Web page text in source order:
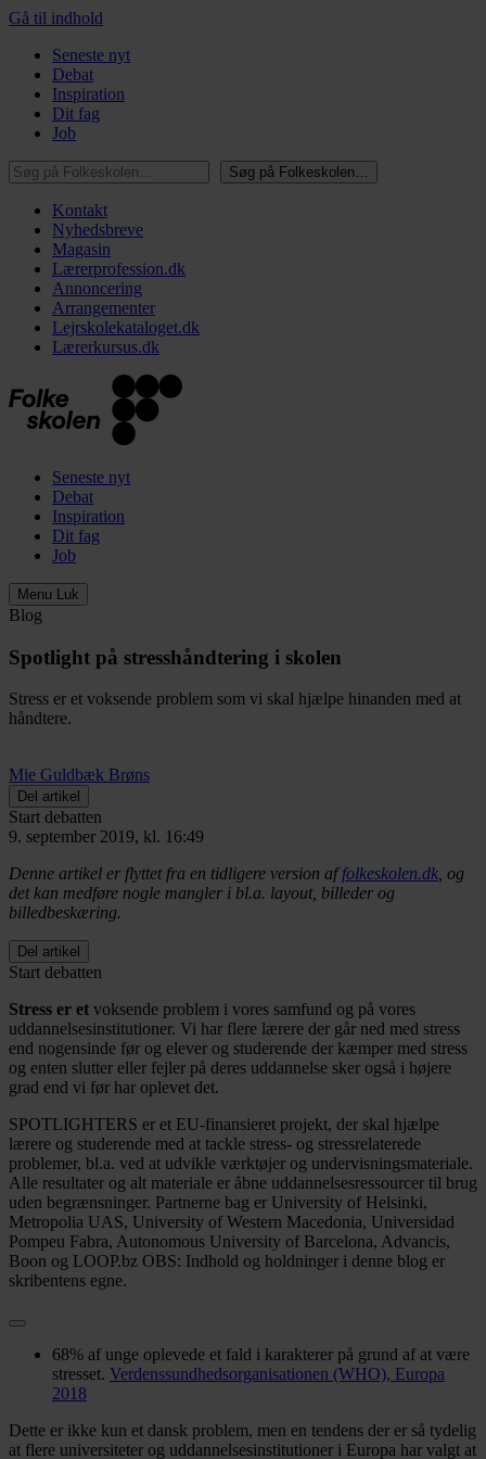
Gå til indhold
Seneste nyt
Debat
Inspiration
Dit fag
Job
Søg på Folkeskolen…
Søg på Folkeskolen…
Kontakt
Nyhedsbreve
Magasin
Lærerprofession.dk
Annoncering
Arrangementer
Lejrskolekataloget.dk
Lærerkursus.dk
Seneste nyt
Debat
Inspiration
Dit fag
Job
Menu Luk
Blog
Spotlight på stresshåndtering i skolen
Stress er et voksende problem som vi skal hjælpe hinanden med at
håndtere.
Mie Guldbæk Brøns
Del artikel
Start debatten
9. september 2019, kl. 16:49
Denne artikel er flyttet fra en tidligere version affolkeskolen.dk, og
det kan medføre nogle mangler i bl.a. layout, billeder og
billedbeskæring.
Del artikel
Start debatten
Stress er et voksende problem i vores samfund og på vores
uddannelsesinstitutioner. Vi har flere lærere der går ned med stress
end nogensinde før og elever og studerende der kæmper med stress
og enten slutter eller fejler på deres uddannelse sker også i højere
grad end vi før har oplevet det.
SPOTLIGHTERS er et EU-finansieret projekt, der skal hjælpe
lærere og studerende med at tackle stress- og stressrelaterede
problemer, bl.a. ved at udvikle værktøjer og undervisningsmateriale.
Alle resultater og alt materiale er åbne uddannelsesressourcer til brug
uden begrænsninger. Partnerne bag er University of Helsinki,
Metropolia UAS, University of Western Macedonia, Universidad
Pompeu Fabra, Autonomous University of Barcelona, Advancis,
Boon og LOOP.bz OBS: Indhold og holdninger i denne blog er
skribentens egne.
68% af unge oplevede et fald i karakterer på grund af at være
stresset. Verdenssundhedsorganisationen (WHO), Europa
2018
Dette er ikke kun et dansk problem, men en tendens der er så tydelig
at flere universiteter og uddannelsesinstitutioner i Europa har valgt at